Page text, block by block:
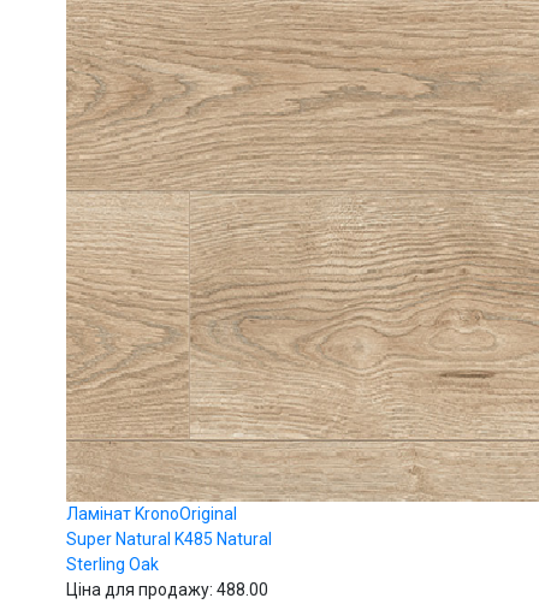
Ламінат KronoOriginal
Super Natural K485 Natural
Sterling Oak
Ціна для продажу: 488.00